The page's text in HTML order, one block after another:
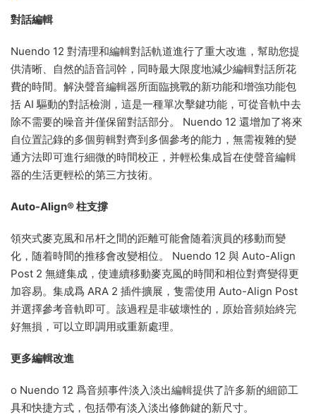
對話編輯
Nuendo 12 對清理和編輯對話軌道進行了重大改進，幫助您提
供清晰、自然的語音詞幹，同時最大限度地減少編輯對話所花
費的時間。解決聲音編輯器所面臨挑戰的新功能和增強功能包
括 AI 驅動的對話檢測，這是一種單次擊鍵功能，可從音軌中去
除不需要的噪音并僅保留對話部分。 Nuendo 12 還增加了将來
自位置記錄的多個剪輯對齊到多個參考的能力，無需複雜的變
通方法即可進行細微的時間校正，并輕松集成旨在使聲音編輯
器的生活更輕松的第三方技術。
Auto-Align® 柱支撐
領夾式麥克風和吊杆之間的距離可能會随着演員的移動而變
化，随着時間的推移會改變相位。 Nuendo 12 與 Auto-Align
Post 2 無縫集成，使連續移動麥克風的時間和相位對齊變得更
加容易。集成爲 ARA 2 插件擴展，隻需使用 Auto-Align Post
并選擇參考音軌即可。該過程是非破壞性的，原始音頻始終完
好無損，可以立即調用或重新處理。
更多編輯改進
o Nuendo 12 爲音頻事件淡入淡出編輯提供了許多新的細節工
具和快捷方式，包括帶有淡入淡出修飾鍵的新尺寸。